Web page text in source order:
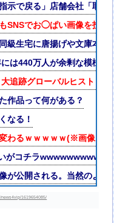
示で戻る」店舗会社「取
SNSでお◯ぱい画像を投稿
級生宅に唐揚げや文庫本
は440万人が余剰な模様
跡グローバルヒストリー
作品って何がある？
なる！
わるｗｗｗｗｗ(※画像あり
がコチラ
が公開される。当然のよ
1619654085/